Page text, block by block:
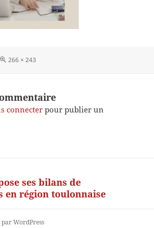
Taille
266 × 243
connecterpour publier un
ses bilans de
en région toulonnaise
WordPress